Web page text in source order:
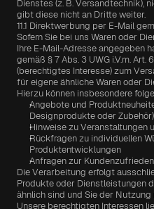
Dienstes (z. B. Versandtechnik),
gibt diese nicht an Dritte weiter.
11.1 Direktwerbung per E-Mail
Sofern Sie bei uns Waren oder
Ihre E-Mail-Adresse angegeben
gemäß § 7 Abs. 3 UWG i.V.m. Art.
(berechtigtes Interesse) zum
für eigene ähnliche Waren oder
Hierzu können insbesondere
Angebote und
Designprodukte oder Zubehör)
Hinweise zu Veranstaltungen
Rückfragen zu individuellen
Produktentwicklungen
Anfragen zur
Die Verarbeitung erfolgt
Produkte oder Dienstleistungen
ähnlich sind und Sie der
Unsere berechtigten Interessen